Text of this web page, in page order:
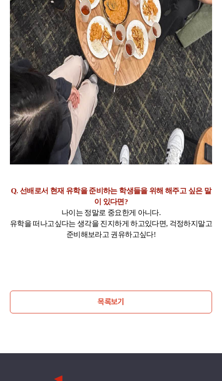
Q. 선배로서 현재 유학을 준비하는 학생들을 위해 해주고 싶은 말
이 있다면?
나이는 정말로 중요한게 아니다.
유학을 떠나고싶다는 생각을 진지하게 하고있다면, 걱정하지말고
준비해보라고 권유하고싶다!
목록보기